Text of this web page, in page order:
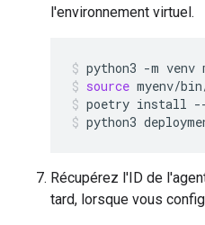
l'environnement virtuel.
python3 -m venv
source myenv/
poetry install
python3
Récupérez l'ID de
tard, lorsque vous